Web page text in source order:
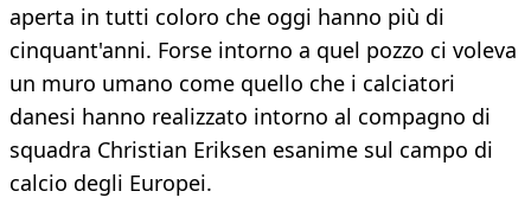
aperta in tutti coloro che oggi hanno più di
cinquant'anni. Forse intorno a quel pozzo ci voleva
un muro umano come quello che i calciatori
danesi hanno realizzato intorno al compagno di
squadra Christian Eriksen esanime sul campo di
calcio degli Europei.